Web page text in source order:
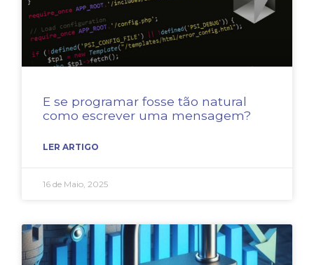
E se programar fosse tão natural
como escrever uma mensagem?
LER ARTIGO
16 de Maio, 2025